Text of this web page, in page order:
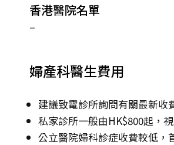
香港醫院名單
–
婦產科醫生費用
建議致電診所詢問有關最新收
私家診所一般由HK$800起，
公立醫院婦科診症收費較低，